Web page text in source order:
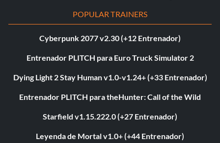
POPULAR TRAINERS
Cyberpunk 2077 v2.30 (+12 Entrenador)
Entrenador PLITCH para Euro Truck Simulator 2
Dying Light 2 Stay Human v1.0-v1.24+ (+33 Entrenador)
Entrenador PLITCH para theHunter: Call of the Wild
Starfield v1.15.222.0 (+27 Entrenador)
Leyenda de Mortal v1.0+ (+44 Entrenador)